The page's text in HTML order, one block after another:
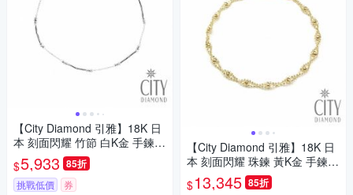
【City Diamond 引雅】18K 日
本 刻面閃耀 竹節 白K金 手鍊
(東京Yuki表參道系列)
$5,933 85折
挑戰低價 券
【City Diamond 引雅】18K 日
本 刻面閃耀 珠鍊 黃K金 手鍊
(東京Yuki表參道系列)
$13,345 85折